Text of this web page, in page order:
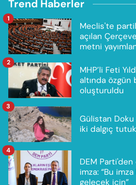
Trend Haberler
Meclis'te
açılan
metni
1
MHP’li Feti
altında
oluşturuldu
2
Gülistan
iki dalgıç
3
DEM
imza: “Bu
gelecek için”
4